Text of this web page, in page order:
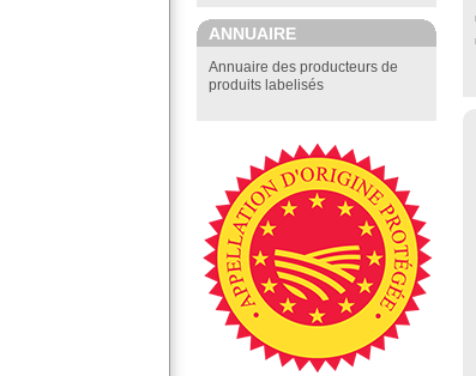
ANNUAIRE
Annuaire des producteurs de
produits labelisés